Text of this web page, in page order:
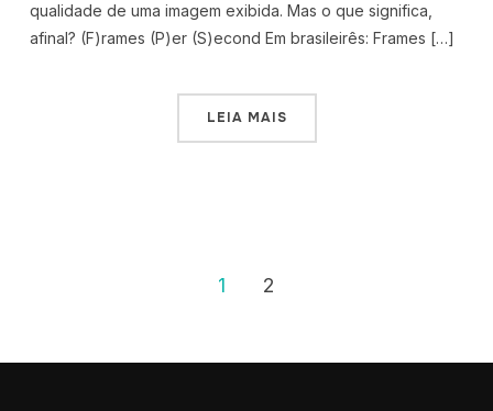
qualidade de uma imagem exibida. Mas o que significa,
afinal? (F)rames (P)er (S)econd Em brasileirês: Frames […]
LEIA MAIS
1 2